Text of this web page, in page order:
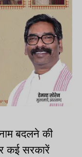
बदलने की
कई सरकारें